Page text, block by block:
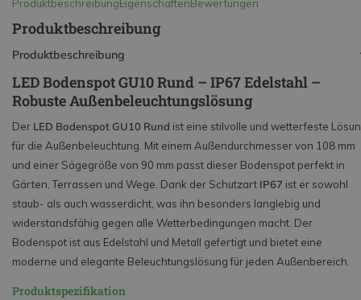
ProduktbeschreibungEigenschaftenBewertungen
Produktbeschreibung
Produktbeschreibung
LED Bodenspot GU10 Rund – IP67 Edelstahl –
Robuste Außenbeleuchtungslösung
Der LED Bodenspot GU10 Rund ist eine stilvolle und wetterfeste
für die Außenbeleuchtung. Mit einem Außendurchmesser von 108 mm
und einer Sägegröße von 90 mm passt dieser Bodenspot perfekt in
Gärten, Terrassen und Wege. Dank der Schutzart IP67 ist er sowohl
staub- als auch wasserdicht, was ihn besonders langlebig und
widerstandsfähig gegen alle Wetterbedingungen macht. Der
Bodenspot ist aus Edelstahl und Metall gefertigt und bietet eine
moderne und elegante Beleuchtungslösung für jeden Außenbereich.
Produktspezifikation